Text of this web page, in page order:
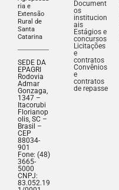
ria e
Extensão
Rural de
Santa
Catarina
SEDE DA
EPAGRI
Rodovia
Admar
Gonzaga,
1347 –
Itacorubi
Florianop
olis, SC –
Brasil –
CEP
88034-
901
Fone: (48)
3665-
5000
CNPJ:
83.052.19
Document
os
institucion
ais
Estágios e
concursos
Licitações
e
contratos
Convênios
e
contratos
de repasse